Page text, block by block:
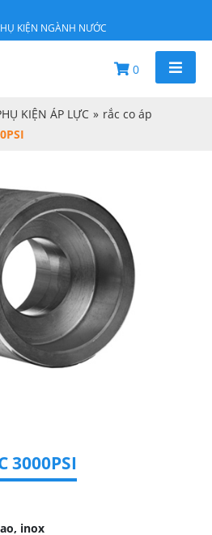
KIỆN NGÀNH NƯỚC
0
KIỆN ÁP LỰC » rắc co áp
3000PSI
inox